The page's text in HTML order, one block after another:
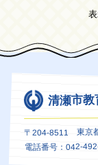
清瀬市教
〒204-8511 東京
電話番号：042-